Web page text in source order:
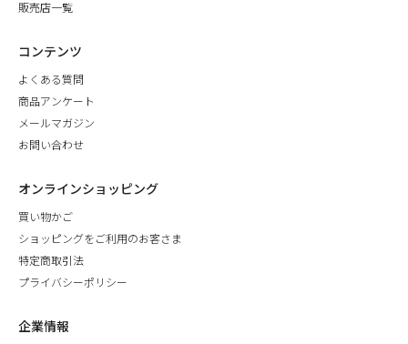
販売店一覧
コンテンツ
よくある質問
商品アンケート
メールマガジン
お問い合わせ
オンラインショッピング
買い物かご
ショッピングをご利用のお客さま
特定商取引法
プライバシーポリシー
企業情報